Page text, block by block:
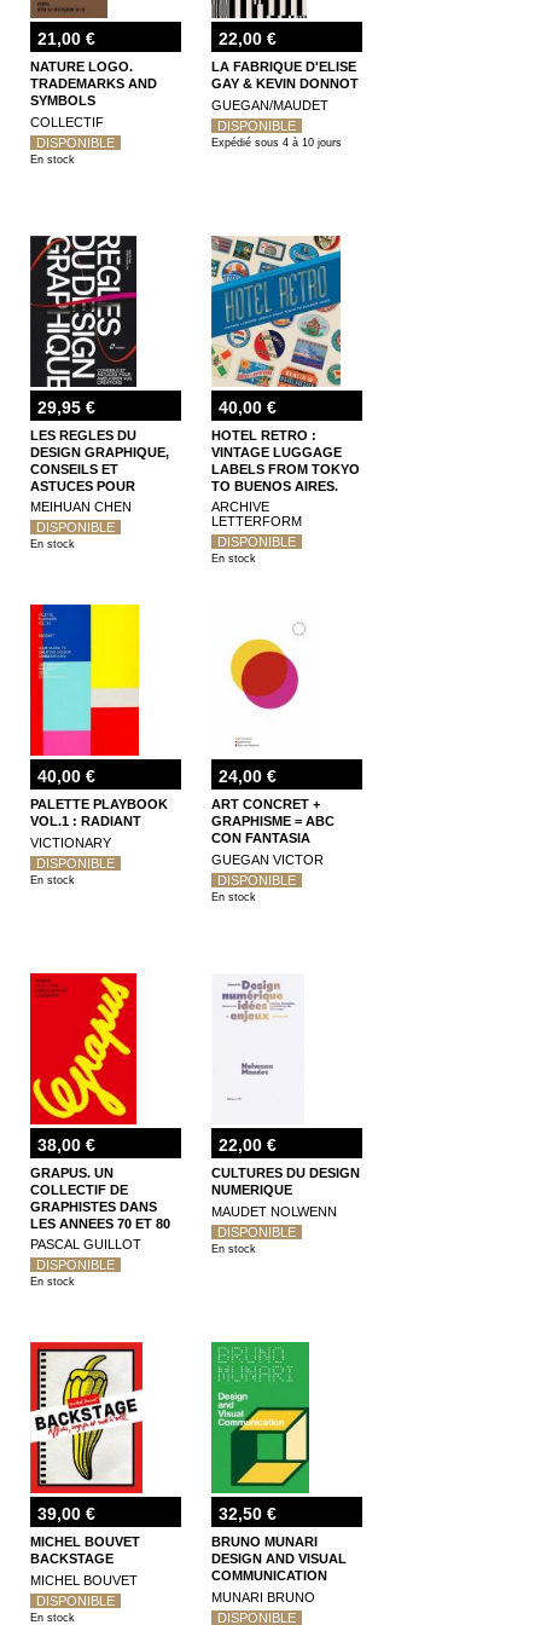
21,00 €
NATURE LOGO.
TRADEMARKS AND
SYMBOLS
COLLECTIF
DISPONIBLE
En stock
22,00 €
LA FABRIQUE D'ELISE
GAY & KEVIN DONNOT
GUEGAN/MAUDET
DISPONIBLE
Expédié sous 4 à 10 jours
29,95 €
LES REGLES DU
DESIGN GRAPHIQUE,
CONSEILS ET
ASTUCES POUR
AMELIORER VOS
CREATIONS
MEIHUAN CHEN
DISPONIBLE
En stock
40,00 €
HOTEL RETRO :
VINTAGE LUGGAGE
LABELS FROM TOKYO
TO BUENOS AIRES.
330 TRAVEL
EPHEMERA STICKERS
ARCHIVE
LETTERFORM
DISPONIBLE
En stock
40,00 €
PALETTE PLAYBOOK
VOL.1 : RADIANT
VICTIONARY
DISPONIBLE
En stock
24,00 €
ART CONCRET +
GRAPHISME = ABC
CON FANTASIA
GUEGAN VICTOR
DISPONIBLE
En stock
38,00 €
GRAPUS. UN
COLLECTIF DE
GRAPHISTES DANS
LES ANNEES 70 ET 80
PASCAL GUILLOT
DISPONIBLE
En stock
22,00 €
CULTURES DU DESIGN
NUMERIQUE
MAUDET NOLWENN
DISPONIBLE
En stock
39,00 €
MICHEL BOUVET
BACKSTAGE
MICHEL BOUVET
DISPONIBLE
En stock
32,50 €
BRUNO MUNARI
DESIGN AND VISUAL
COMMUNICATION
MUNARI BRUNO
DISPONIBLE